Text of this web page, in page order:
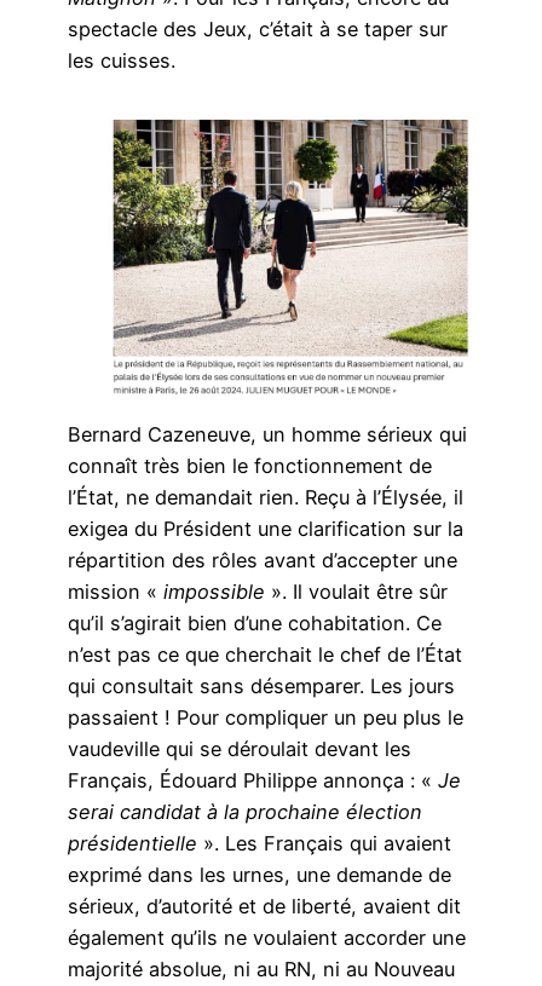
spectacle des Jeux, c’était à se taper sur
les cuisses.
Bernard Cazeneuve, un homme sérieux qui
connaît très bien le fonctionnement de
l’État, ne demandait rien. Reçu à l’Élysée, il
exigea du Président une clarification sur la
répartition des rôles avant d’accepter une
mission « impossible ». Il voulait être sûr
qu’il s’agirait bien d’une cohabitation. Ce
n’est pas ce que cherchait le chef de l’État
qui consultait sans désemparer. Les jours
passaient ! Pour compliquer un peu plus le
vaudeville qui se déroulait devant les
Français, Édouard Philippe annonça : « Je
serai candidat à la prochaine élection
présidentielle ». Les Français qui avaient
exprimé dans les urnes, une demande de
sérieux, d’autorité et de liberté, avaient dit
également qu’ils ne voulaient accorder une
majorité absolue, ni au RN, ni au Nouveau